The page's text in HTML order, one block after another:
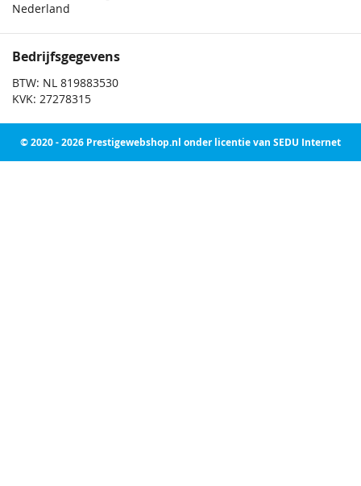
Nederland
Bedrijfsgegevens
BTW: NL 819883530
KVK: 27278315
© 2020 - 2026 Prestigewebshop.nl onder licentie van SEDU Internet